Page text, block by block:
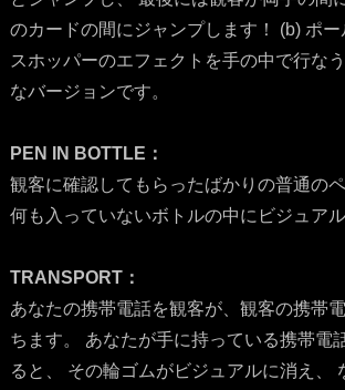
のカードの間にジャンプします！ (b) ポ
スホッパーのエフェクトを手の中で行な
なバージョンです。
PEN IN BOTTLE：
観客に確認してもらったばかりの普通の
何も入っていないボトルの中にビジュア
TRANSPORT：
あなたの携帯電話を観客が、観客の携帯
ちます。 あなたが手に持っている携帯電
ると、 その輪ゴムがビジュアルに消え、